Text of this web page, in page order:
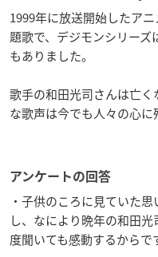
1999年に放送開始したア
題歌で、デジモンシリー
もありました。
歌手の和田光司さんは亡
な歌声は今でも人々の心に
アンケートの回答
・子供のころに見ていた
し、なにより晩年の和田
度聞いても感動するからで